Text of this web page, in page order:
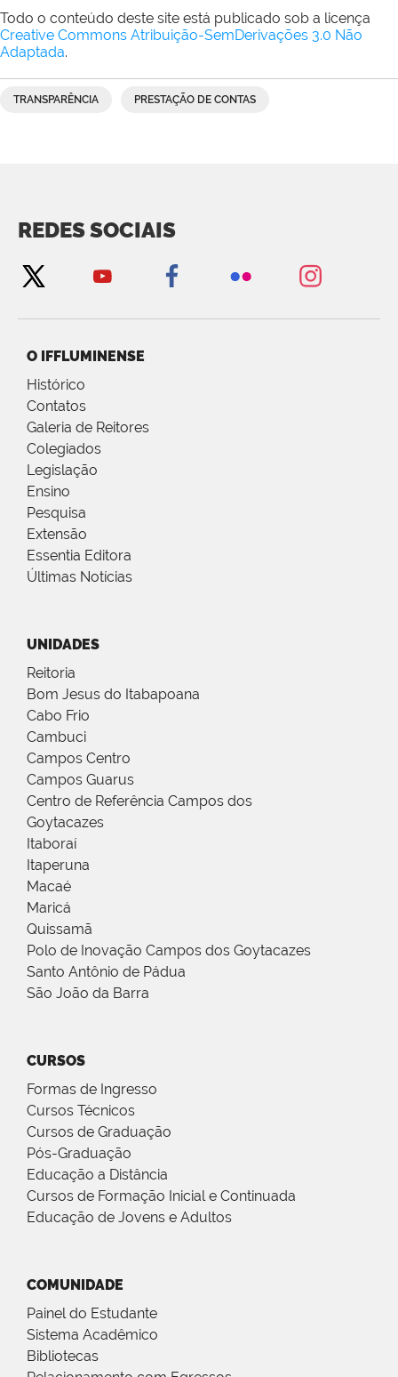
Todo o conteúdo deste site está publicado sob a licença
Creative Commons Atribuição-SemDerivações 3.0 Não
Adaptada.
TRANSPARÊNCIA PRESTAÇÃO DE CONTAS
REDES SOCIAIS
O IFFLUMINENSE
Histórico
Contatos
Galeria de Reitores
Colegiados
Legislação
Ensino
Pesquisa
Extensão
Essentia Editora
Últimas Notícias
UNIDADES
Reitoria
Bom Jesus do Itabapoana
Cabo Frio
Cambuci
Campos Centro
Campos Guarus
Centro de Referência Campos dos
Goytacazes
Itaboraí
Itaperuna
Macaé
Maricá
Quissamã
Polo de Inovação Campos dos Goytacazes
Santo Antônio de Pádua
São João da Barra
CURSOS
Formas de Ingresso
Cursos Técnicos
Cursos de Graduação
Pós-Graduação
Educação a Distância
Cursos de Formação Inicial e Continuada
Educação de Jovens e Adultos
COMUNIDADE
Painel do Estudante
Sistema Acadêmico
Bibliotecas